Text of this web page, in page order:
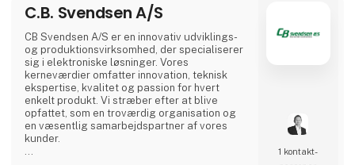
C.B. Svendsen A/S
CB Svendsen A/S er en innovativ udviklings-
og produktionsvirksomhed, der specialiserer
sig i elektroniske løsninger. Vores
kerneværdier omfatter innovation, teknisk
ekspertise, kvalitet og passion for hvert
enkelt produkt. Vi stræber efter at blive
opfattet, som en troværdig organisation og
en væsentlig samarbejdspartner af vores
kunder.
1 kontakt­